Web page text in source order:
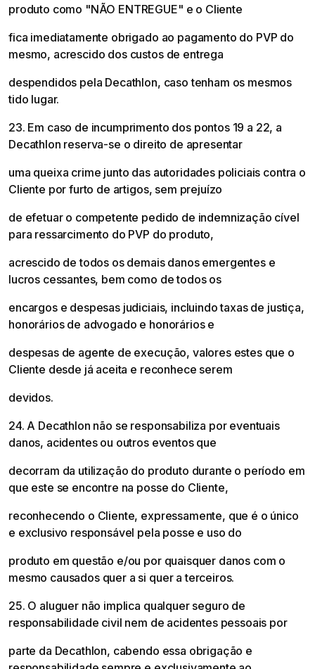
produto como "NÃO ENTREGUE" e o Cliente
fica imediatamente obrigado ao pagamento do PVP do
mesmo, acrescido dos custos de entrega
despendidos pela Decathlon, caso tenham os mesmos
tido lugar.
23. Em caso de incumprimento dos pontos 19 a 22, a
Decathlon reserva-se o direito de apresentar
uma queixa crime junto das autoridades policiais contra o
Cliente por furto de artigos, sem prejuízo
de efetuar o competente pedido de indemnização cível
para ressarcimento do PVP do produto,
acrescido de todos os demais danos emergentes e
lucros cessantes, bem como de todos os
encargos e despesas judiciais, incluindo taxas de justiça,
honorários de advogado e honorários e
despesas de agente de execução, valores estes que o
Cliente desde já aceita e reconhece serem
devidos.
24. A Decathlon não se responsabiliza por eventuais
danos, acidentes ou outros eventos que
decorram da utilização do produto durante o período em
que este se encontre na posse do Cliente,
reconhecendo o Cliente, expressamente, que é o único
e exclusivo responsável pela posse e uso do
produto em questão e/ou por quaisquer danos com o
mesmo causados quer a si quer a terceiros.
25. O aluguer não implica qualquer seguro de
responsabilidade civil nem de acidentes pessoais por
parte da Decathlon, cabendo essa obrigação e